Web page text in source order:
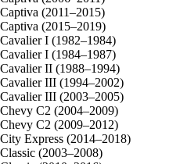
Captiva (2011–2015)
Captiva (2015–2019)
Cavalier I (1982–1984)
Cavalier I (1984–1987)
Cavalier II (1988–1994)
Cavalier III (1994–2002)
Cavalier III (2003–2005)
Chevy C2 (2004–2009)
Chevy C2 (2009–2012)
City Express (2014–2018)
Classic (2003–2008)